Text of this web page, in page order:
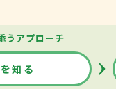
うアプローチ
知る